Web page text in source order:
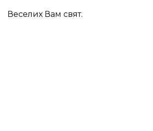
Веселих Вам свят.